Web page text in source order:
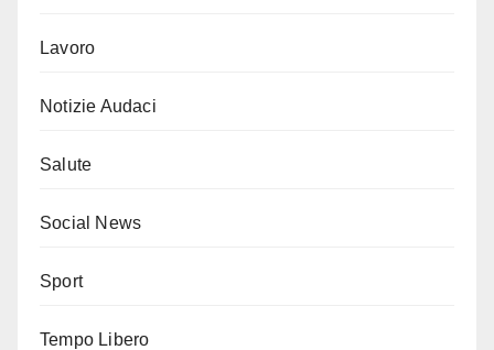
Lavoro
Notizie Audaci
Salute
Social News
Sport
Tempo Libero